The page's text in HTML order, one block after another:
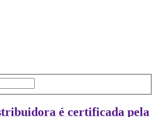
é certificada pela